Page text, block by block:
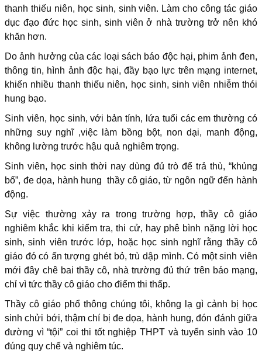
thanh thiếu niên, học sinh, sinh viên. Làm cho công tác giáo
dục đạo đức học sinh, sinh viên ở nhà trường trở nên khó
khăn hơn.
Do ảnh hưởng của các loại sách báo độc hại, phim ảnh đen,
thông tin, hình ảnh độc hại, đầy bạo lực trên mạng internet,
khiến nhiều thanh thiếu niên, học sinh, sinh viên nhiễm thói
hung bạo.
Sinh viên, học sinh, với bản tính, lứa tuổi các em thường có
những suy nghĩ ,việc làm bồng bột, non dại, manh động,
không lường trước hậu quả nghiêm trọng.
Sinh viên, học sinh thời nay dùng đủ trò để trả thù, “khủng
bố”, đe dọa, hành hung thầy cô giáo, từ ngôn ngữ đến hành
động.
Sự việc thường xảy ra trong trường hợp, thầy cô giáo
nghiêm khắc khi kiểm tra, thi cử, hay phê bình nặng lời học
sinh, sinh viên trước lớp, hoặc học sinh nghĩ rằng thầy cô
giáo đó có ấn tượng ghét bỏ, trù dập mình. Có một sinh viên
mới đây chê bai thầy cô, nhà trường đủ thứ trên báo mạng,
chỉ vì tức thầy cô giáo cho điểm thi thấp.
Thầy cô giáo phổ thông chúng tôi, không lạ gì cảnh bị học
sinh chửi bới, thậm chí bị đe dọa, hành hung, đón đánh giữa
đường vì “tội” coi thi tốt nghiệp THPT và tuyển sinh vào 10
đúng quy chế và nghiêm túc.